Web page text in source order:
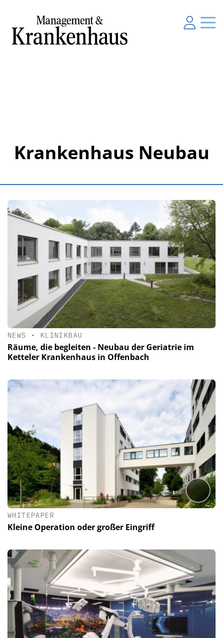
Krankenhaus Neubau
NEWS • KLINIKBAU
Räume, die begleiten - Neubau der Geriatrie im
Ketteler Krankenhaus in Offenbach
WHITEPAPER
Kleine Operation oder großer Eingriff